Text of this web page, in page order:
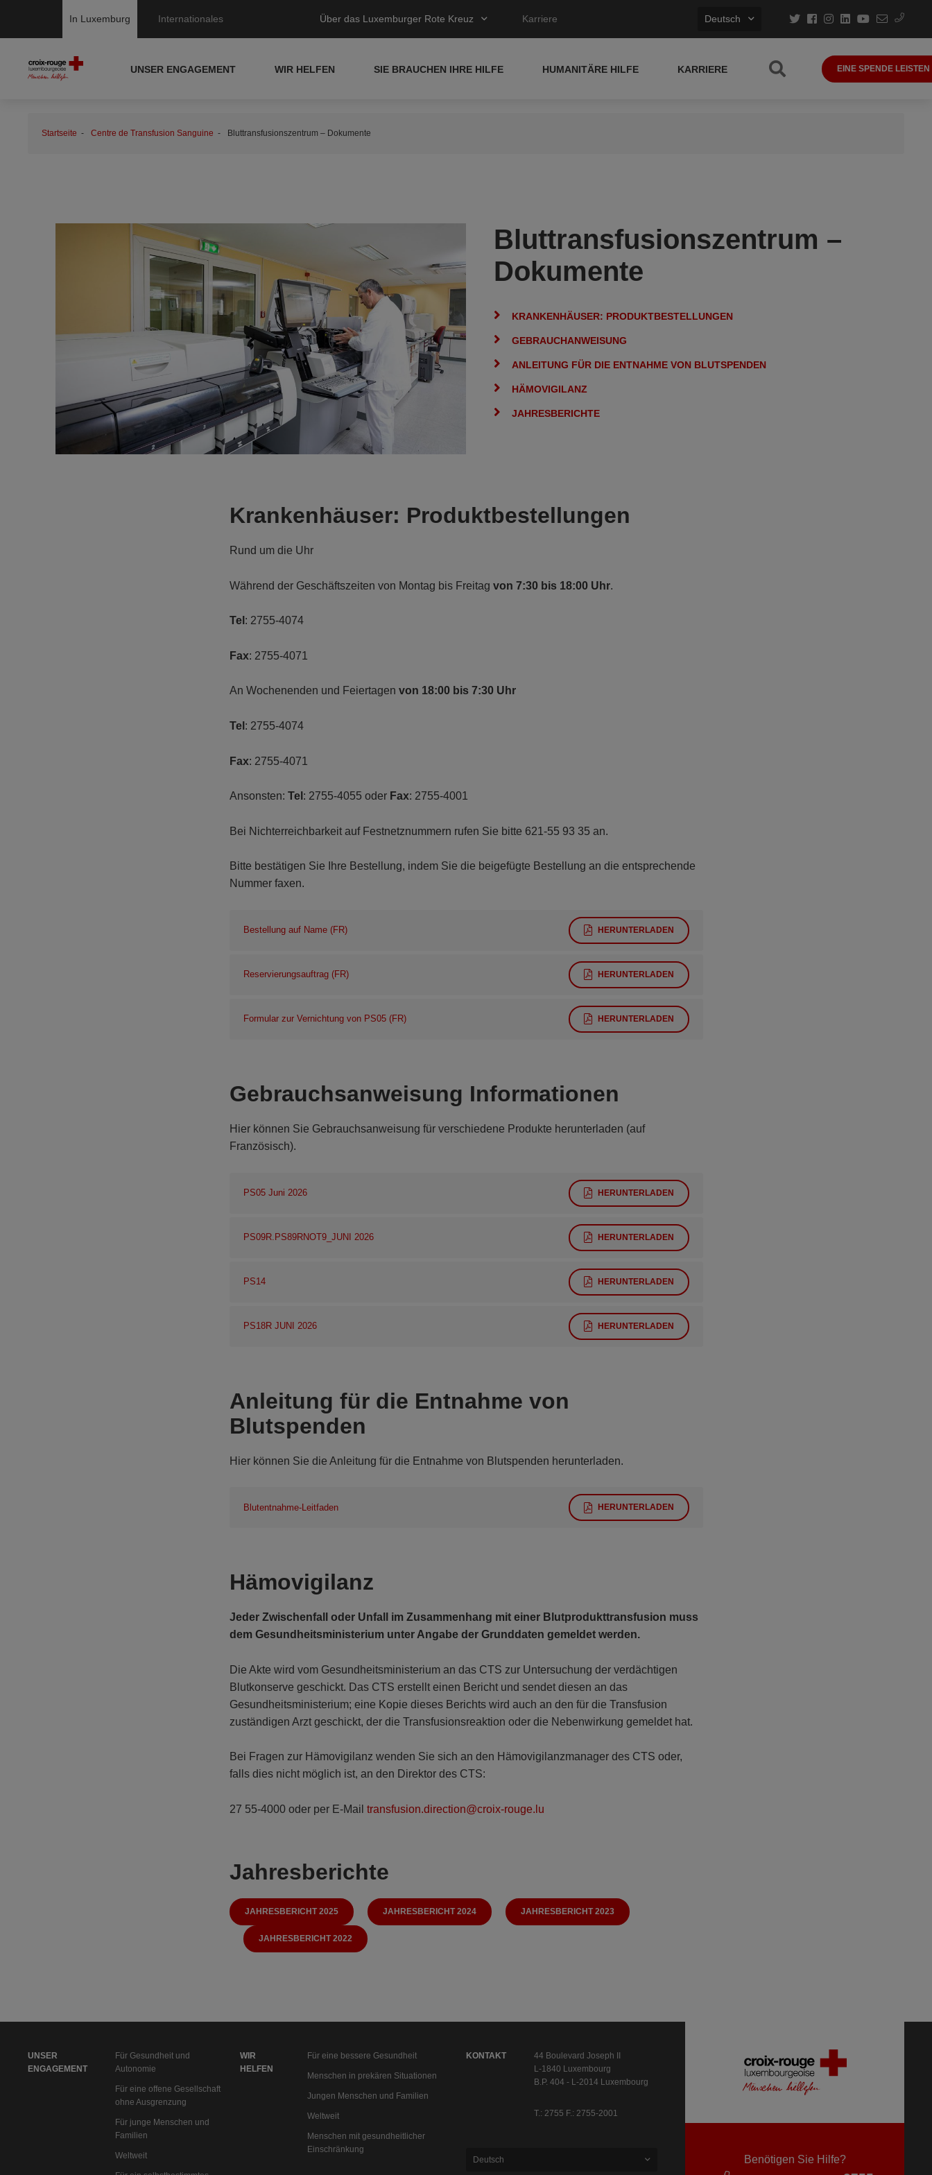
In Luxemburg Internationales Über das Luxemburger Rote Kreuz Karriere Deutsch
UNSER ENGAGEMENT WIR HELFEN SIE BRAUCHEN IHRE HILFE HUMANITÄRE HILFE KARRIERE EINE SPENDE LEISTEN
Startseite Centre de Transfusion Sanguine Bluttransfusionszentrum – Dokumente
Bluttransfusionszentrum –
Dokumente
KRANKENHÄUSER: PRODUKTBESTELLUNGEN
GEBRAUCHANWEISUNG
ANLEITUNG FÜR DIE ENTNAHME VON BLUTSPENDEN
HÄMOVIGILANZ
JAHRESBERICHTE
Krankenhäuser: Produktbestellungen
Rund um die Uhr
Während der Geschäftszeiten von Montag bis Freitag von 7:30 bis 18:00 Uhr.
Tel : 2755-4074
Fax: 2755-4071
An Wochenenden und Feiertagen von 18:00 bis 7:30 Uhr
Tel : 2755-4074
Fax: 2755-4071
Ansonsten: Tel : 2755-4055 oder Fax: 2755-4001
Bei Nichterreichbarkeit auf Festnetznummern rufen Sie bitte 621-55 93 35 an.
Bitte bestätigen Sie Ihre Bestellung, indem Sie die beigefügte Bestellung an die entsprechende
Nummer faxen.
Bestellung auf Name (FR) HERUNTERLADEN
Reservierungsauftrag (FR) HERUNTERLADEN
Formular zur Vernichtung von PS05 (FR) HERUNTERLADEN
Gebrauchsanweisung Informationen
Hier können Sie Gebrauchsanweisung für verschiedene Produkte herunterladen (auf
Französisch).
PS05 Juni 2026 HERUNTERLADEN
PS09R.PS89RNOT9_JUNI 2026 HERUNTERLADEN
PS14 HERUNTERLADEN
PS18R JUNI 2026 HERUNTERLADEN
Anleitung für die Entnahme von
Blutspenden
Hier können Sie die Anleitung für die Entnahme von Blutspenden herunterladen.
Blutentnahme-Leitfaden HERUNTERLADEN
Hämovigilanz
Jeder Zwischenfall oder Unfall im Zusammenhang mit einer Blutprodukttransfusion muss
dem Gesundheitsministerium unter Angabe der Grunddaten gemeldet werden.
Die Akte wird vom Gesundheitsministerium an das CTS zur Untersuchung der verdächtigen
Blutkonserve geschickt. Das CTS erstellt einen Bericht und sendet diesen an das
Gesundheitsministerium; eine Kopie dieses Berichts wird auch an den für die Transfusion
zuständigen Arzt geschickt, der die Transfusionsreaktion oder die Nebenwirkung gemeldet hat.
Bei Fragen zur Hämovigilanz wenden Sie sich an den Hämovigilanzmanager des CTS oder,
falls dies nicht möglich ist, an den Direktor des CTS:
27 55-4000 oder per E-Mail transfusion.direction@croix-rouge.lu
Jahresberichte
JAHRESBERICHT 2025 JAHRESBERICHT 2024 JAHRESBERICHT 2023
JAHRESBERICHT 2022
UNSER
ENGAGEMENT
Für Gesundheit und
Autonomie
Für eine offene Gesellschaft
ohne Ausgrenzung
Für junge Menschen und
Familien
Weltweit
WIR
HELFEN
Für eine bessere Gesundheit
Menschen in prekären Situationen
Jungen Menschen und Familien
Weltweit
Menschen mit gesundheitlicher
Einschränkung
KONTAKT
44 Boulevard Joseph II
L-1840 Luxembourg
B.P. 404 - L-2014 Luxembourg
T.: 2755 F.: 2755-2001
Deutsch Benötigen Sie Hilfe?